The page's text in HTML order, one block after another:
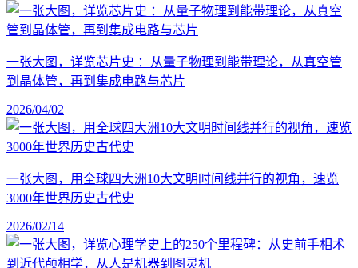
一张大图，详览芯片史 ：从量子物理到能带理论，从真空管
到晶体管，再到集成电路与芯片
2026/04/02
一张大图，用全球四大洲10大文明时间线并行的视角，速览
3000年世界历史古代史
2026/02/14